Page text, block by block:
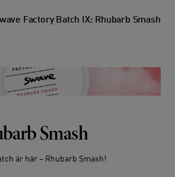
Factory Batch IX: Rhubarb Smash
Smash
är här – Rhubarb Smash!